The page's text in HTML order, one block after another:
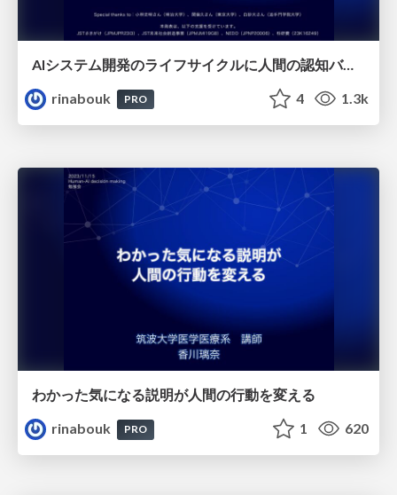
AIシステム開発のライフサイクルに人間の認知バイアスが与える影響
rinabouk
PRO 4 1.3k
わかった気になる説明が人間の行動を変える
rinabouk
PRO 1 620